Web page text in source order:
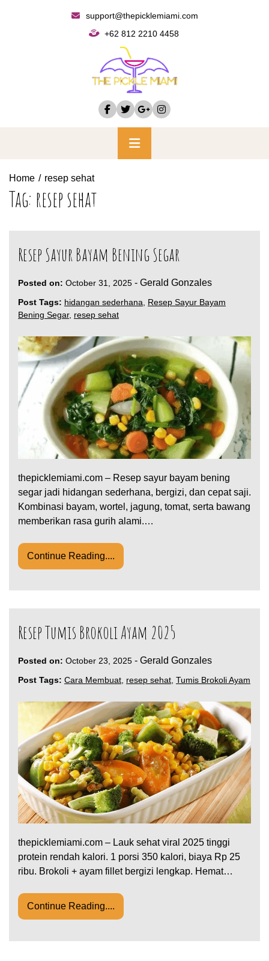
support@thepicklemiami.com
+62 812 2210 4458
Primary
Menu
Home resep sehat
Tag: resep sehat
Resep Sayur Bayam Bening Segar
Posted on: October 31, 2025 - Gerald Gonzales
Post Tags: hidangan sederhana, Resep Sayur Bayam
Bening Segar, resep sehat
thepicklemiami.com – Resep sayur bayam bening
segar jadi hidangan sederhana, bergizi, dan cepat saji.
Kombinasi bayam, wortel, jagung, tomat, serta bawang
memberikan rasa gurih alami.…
Continue Reading....
Resep Tumis Brokoli Ayam 2025
Posted on: October 23, 2025 - Gerald Gonzales
Post Tags: Cara Membuat resep sehat Tumis Brokoli Ayam
thepicklemiami.com – Lauk sehat viral 2025 tinggi
protein rendah kalori. 1 porsi 350 kalori, biaya Rp 25
ribu. Brokoli + ayam fillet bergizi lengkap. Hemat…
Continue Reading....